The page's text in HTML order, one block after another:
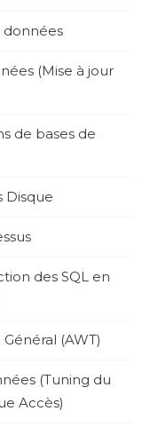
données
(Mise à jour
de bases de
Disque
des SQL en
(AWT)
(Tuning du
Accès)